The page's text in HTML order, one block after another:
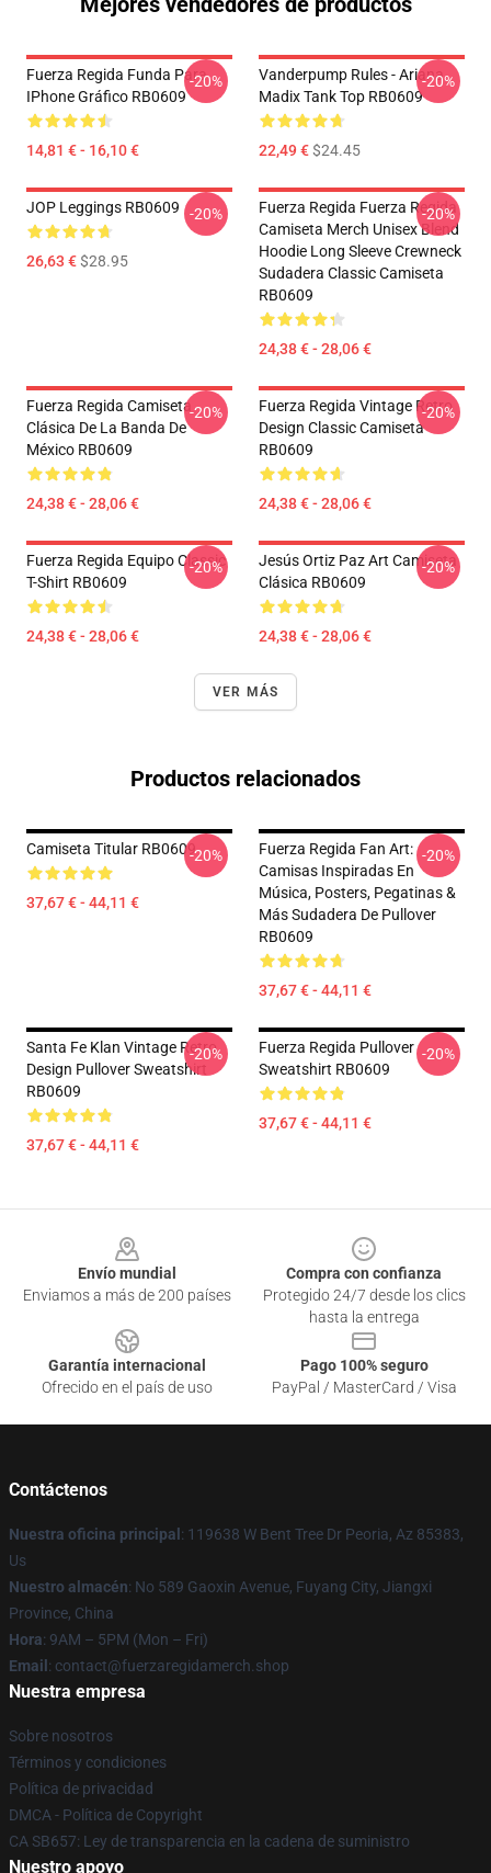
Fuerza Regida Funda Para
IPhone Gráfico RB0609
14,81 € - 16,10 €
-20%
Vanderpump Rules - Ariana
Madix Tank Top RB0609
22,49 €$24.45
-20%
JOP Leggings RB0609
26,63 €$28.95
-20%
Fuerza Regida Fuerza Regida
Camiseta Merch Unisex Blend
Hoodie Long Sleeve Crewneck
Sudadera Classic Camiseta
RB0609
24,38 € - 28,06 €
-20%
Fuerza Regida Camiseta
Clásica De La Banda De
México RB0609
24,38 € - 28,06 €
-20%
Fuerza Regida Vintage Retro
Design Classic Camiseta
RB0609
24,38 € - 28,06 €
-20%
Fuerza Regida Equipo Classic
T-Shirt RB0609
24,38 € - 28,06 €
-20%
Jesús Ortiz Paz Art Camiseta
Clásica RB0609
24,38 € - 28,06 €
-20%
VER MÁS
Productos relacionados
Camiseta Titular RB0609
37,67 € - 44,11 €
-20%
Fuerza Regida Fan Art:
Camisas Inspiradas En
Música, Posters, Pegatinas &
Más Sudadera De Pullover
RB0609
37,67 € - 44,11 €
-20%
Santa Fe Klan Vintage Retro
Design Pullover Sweatshirt
RB0609
37,67 € - 44,11 €
-20%
Fuerza Regida Pullover
Sweatshirt RB0609
37,67 € - 44,11 €
-20%
Envío mundial
Enviamos a más de 200 países
Compra con confianza
Protegido 24/7 desde los clics
hasta la entrega
Garantía internacional
Ofrecido en el país de uso
Pago 100% seguro
PayPal / MasterCard / Visa
Contáctenos
Nuestra oficina principal : 119638 W Bent Tree Dr Peoria, Az 85383,
Us
Nuestro almacén: No 589 Gaoxin Avenue, Fuyang City, Jiangxi
Province, China
Hora: 9AM – 5PM (Mon – Fri)
Email : contact@fuerzaregidamerch.shop
Nuestra empresa
Sobre nosotros
Términos y condiciones
Política de privacidad
DMCA - Política de Copyright
CA SB657: Ley de transparencia en la cadena de suministro
Nuestro apoyo